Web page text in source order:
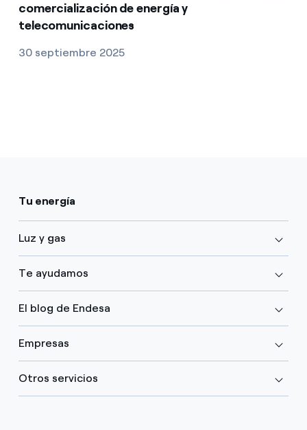
comercialización de energía y
telecomunicaciones
30 septiembre 2025
Tu energía
Luz y gas
Te ayudamos
El blog de Endesa
Empresas
Otros servicios